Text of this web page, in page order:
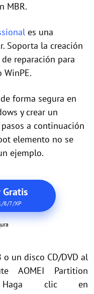
MBR.
es una
Soporta la creación
reparación para
forma segura en
y crear un
a continuación
elemento no se
ejemplo.
Gratis
8/7/XP
o un disco CD/DVD al
AOMEI Partition
Haga clic en